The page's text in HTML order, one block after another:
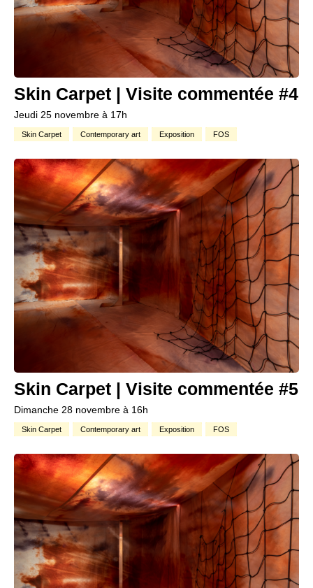
Skin Carpet | Visite commentée #4
Jeudi 25 novembre à 17h
Skin Carpet Contemporary art Exposition FOS
Skin Carpet | Visite commentée #5
Dimanche 28 novembre à 16h
Skin Carpet Contemporary art Exposition FOS